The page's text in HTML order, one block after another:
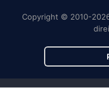
Copyright © 2010-